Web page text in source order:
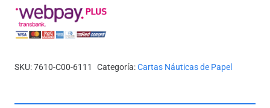
6111
PUERTO
TALCAHUANO
SKU:7610-C00-6111 Categoría:Cartas Náuticas de Papel